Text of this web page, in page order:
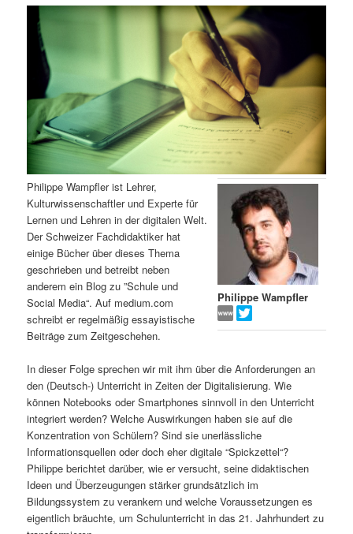
ä
e
n
n
h
a
l
t
s
p
r
i
n
n
ä
r
n
I
n
h
a
l
t
s
p
r
n
t
i
o
Philippe Wampfler
Philippe Wampfler ist Lehrer,
Kulturwissenschaftler und Experte für
Lernen und Lehren in der digitalen Welt.
Der Schweizer Fachdidaktiker hat
einige Bücher über dieses Thema
geschrieben und betreibt neben
anderem ein Blog zu ”Schule und
Social Media“. Auf medium.com
schreibt er regelmäßig essayistische
Beiträge zum Zeitgeschehen.
In dieser Folge sprechen wir mit ihm über die Anforderungen an
den (Deutsch-) Unterricht in Zeiten der Digitalisierung. Wie
können Notebooks oder Smartphones sinnvoll in den Unterricht
integriert werden? Welche Auswirkungen haben sie auf die
Konzentration von Schülern? Sind sie unerlässliche
Informationsquellen oder doch eher digitale “Spickzettel“?
Philippe berichtet darüber, wie er versucht, seine didaktischen
Ideen und Überzeugungen stärker grundsätzlich im
Bildungssystem zu verankern und welche Voraussetzungen es
eigentlich bräuchte, um Schulunterricht in das 21. Jahrhundert zu